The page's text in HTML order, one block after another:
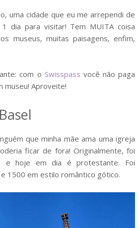
uma cidade que eu me arrependi de
dia para visitar! Tem MUITA coisa
museus, muitas paisagens, enfim,
com o Swisspass você não paga
museu! Aproveite!
que minha mãe ama uma igreja
ficar de fora! Originalmente, foi
e hoje em dia é protestante. Foi
1500 em estilo romântico gótico.